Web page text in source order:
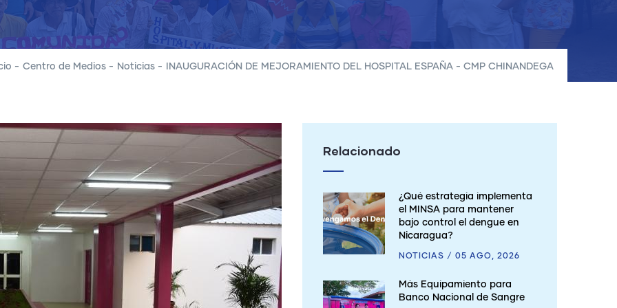
- Centro de Medios - Noticias - INAUGURACIÓN DE MEJORAMIENTO DEL HOSPITAL ESPAÑA - CMP CHINANDEGA
Relacionado
¿Qué estrategia implementa
el MINSA para mantener
bajo control el dengue en
Nicaragua?
NOTICIAS / 05 AGO, 2026
Más Equipamiento para
Banco Nacional de Sangre